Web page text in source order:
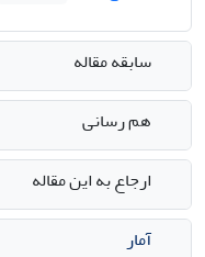
سابقه مقاله
هم رسانی
ارجاع به این مقاله
آمار